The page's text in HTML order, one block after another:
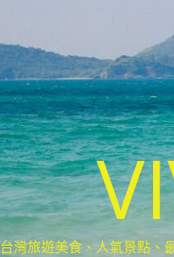
台灣旅遊美食、人氣景點、